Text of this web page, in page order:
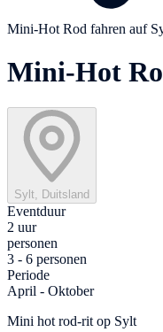
Mini-Hot Rod fahren auf
Mini-Hot
Sylt, Duitsland
Eventduur
2 uur
personen
3 - 6 personen
Periode
April - Oktober
Mini hot rod-rit op Sylt